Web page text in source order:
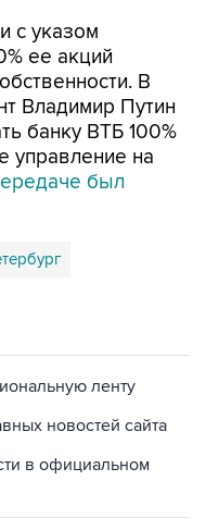
с указом
ее акций
В
Владимир Путин
банку ВТБ 100%
управление на
был
ленту
новостей сайта
в официальном